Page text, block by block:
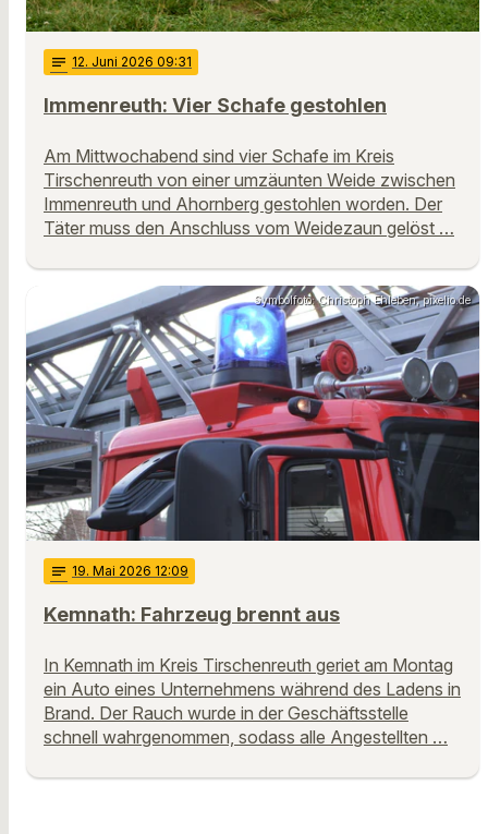
notes 12. Juni 2026 09:31
Immenreuth: Vier Schafe gestohlen
Am Mittwochabend sind vier Schafe im Kreis
Tirschenreuth von einer umzäunten Weide zwischen
Immenreuth und Ahornberg gestohlen worden. Der
Täter muss den Anschluss vom Weidezaun gelöst …
Symbolfoto: Christoph Ehleben, pixelio.de
notes 19. Mai 2026 12:09
Kemnath: Fahrzeug brennt aus
In Kemnath im Kreis Tirschenreuth geriet am Montag
ein Auto eines Unternehmens während des Ladens in
Brand. Der Rauch wurde in der Geschäftsstelle
schnell wahrgenommen, sodass alle Angestellten …